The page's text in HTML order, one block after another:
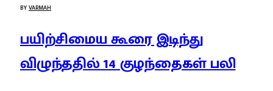
BYVARMAH
பயிற்சிமைய கூரை இடிந்து
விழுந்ததில் 14 குழந்தைகள் பலி